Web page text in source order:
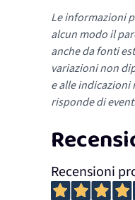
Le informazioni
alcun modo il
anche da fonti
variazioni non
e alle indicazioni
risponde di
Recensioni